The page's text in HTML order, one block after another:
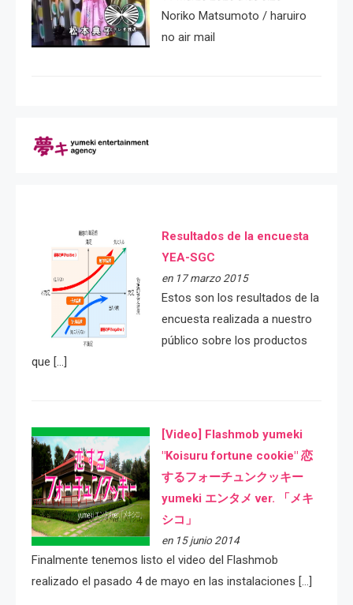
Noriko Matsumoto / haruiro
no air mail
Resultados de la encuesta
YEA-SGC
en 17 marzo 2015
Estos son los resultados de la
encuesta realizada a nuestro
público sobre los productos
que […]
[Video] Flashmob yumeki
"Koisuru fortune cookie" 恋
するフォーチュンクッキー
yumeki エンタメ ver. 「メキ
シコ」
en 15 junio 2014
Finalmente tenemos listo el video del Flashmob
realizado el pasado 4 de mayo en las instalaciones […]